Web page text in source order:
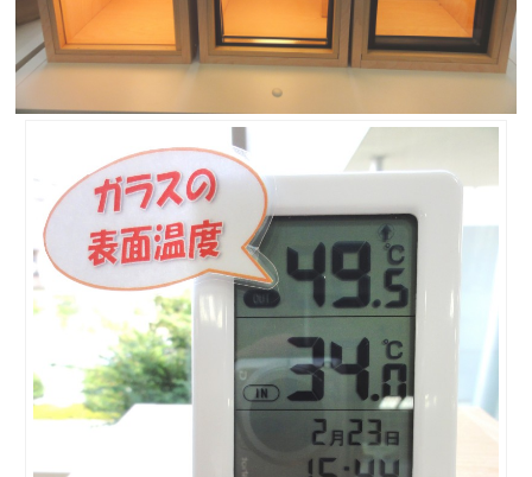
断熱・気密性能と快適性
ZEH
ラインナップ
施工実績
イベント・見学会